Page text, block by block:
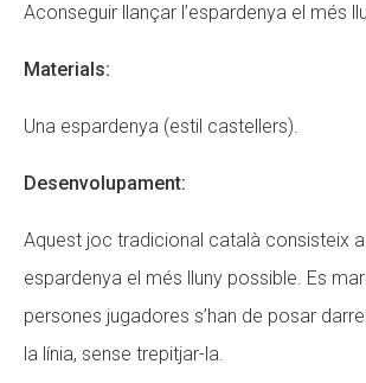
Aconseguir llançar l’espardenya el més
Materials:
Una espardenya (estil castellers).
Desenvolupament:
Aquest joc tradicional català consisteix
espardenya el més lluny possible. Es
persones jugadores s’han de posar
la línia, sense trepitjar-la.